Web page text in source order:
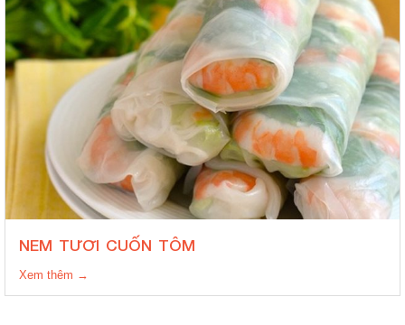
NEM TƯƠI CUỐN TÔM
Xem thêm →